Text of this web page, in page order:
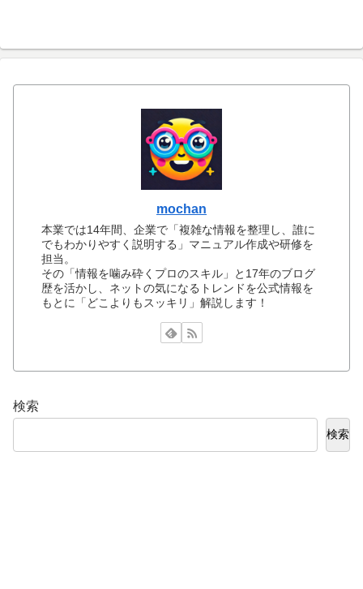
mochan
本業では14年間、企業で「複雑な情報を整理し、誰に
でもわかりやすく説明する」マニュアル作成や研修を
担当。
その「情報を噛み砕くプロのスキル」と17年のブログ
歴を活かし、ネットの気になるトレンドを公式情報を
もとに「どこよりもスッキリ」解説します！
検索
検索